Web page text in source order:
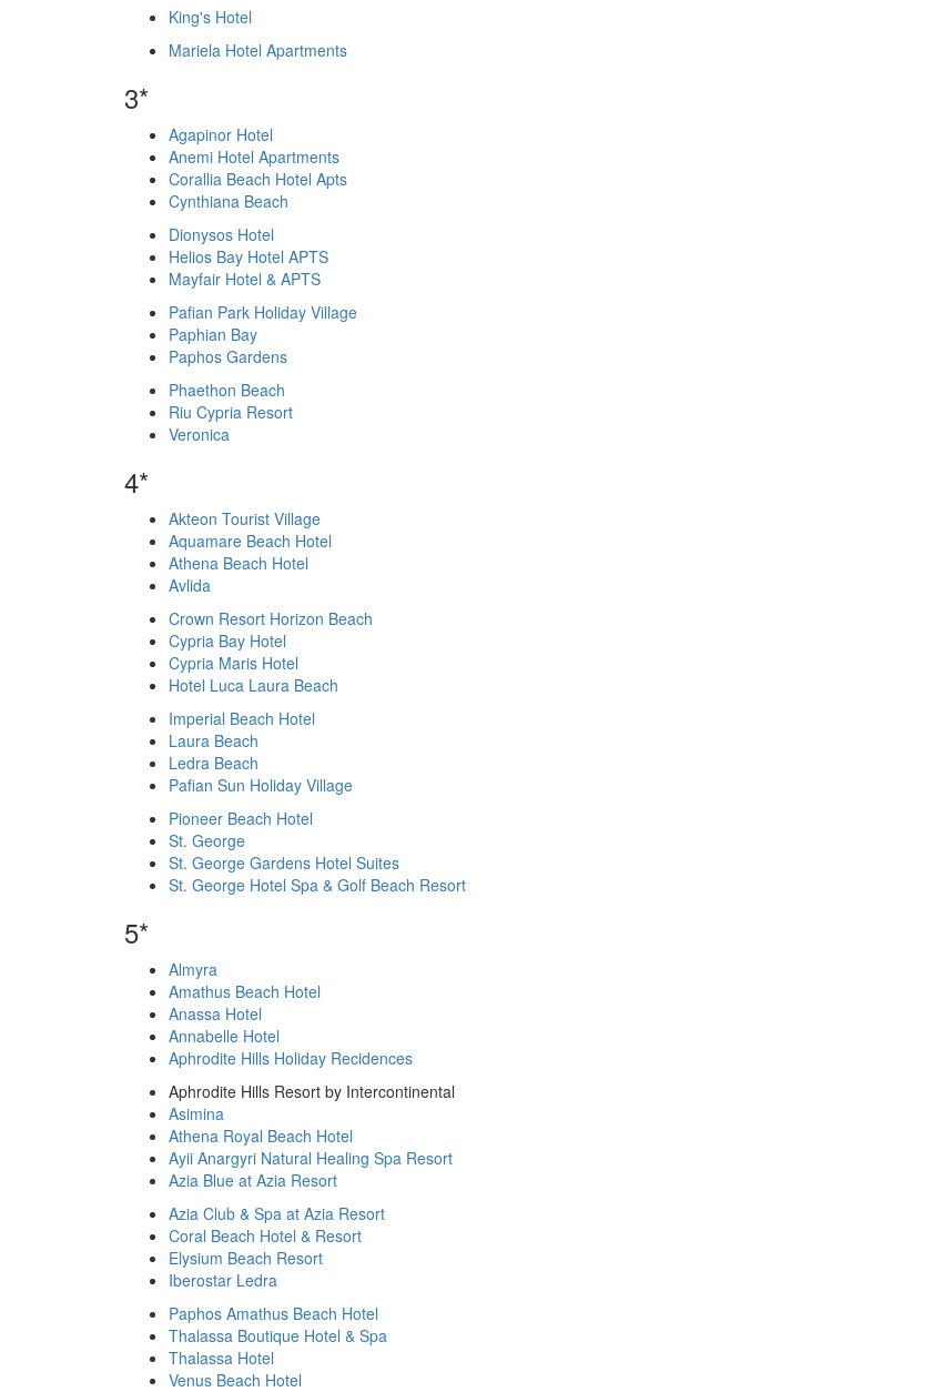
King's Hotel
Mariela Hotel Apartments
3*
Agapinor Hotel
Anemi Hotel Apartments
Corallia Beach Hotel Apts
Cynthiana Beach
Dionysos Hotel
Helios Bay Hotel APTS
Mayfair Hotel & APTS
Pafian Park Holiday Village
Paphian Bay
Paphos Gardens
Phaethon Beach
Riu Cypria Resort
Veronica
4*
Akteon Tourist Village
Aquamare Beach Hotel
Athena Beach Hotel
Avlida
Crown Resort Horizon Beach
Cypria Bay Hotel
Cypria Maris Hotel
Hotel Luca Laura Beach
Imperial Beach Hotel
Laura Beach
Ledra Beach
Pafian Sun Holiday Village
Pioneer Beach Hotel
St. George
St. George Gardens Hotel Suites
St. George Hotel Spa & Golf Beach Resort
5*
Almyra
Amathus Beach Hotel
Anassa Hotel
Annabelle Hotel
Aphrodite Hills Holiday Recidences
Aphrodite Hills Resort by Intercontinental
Asimina
Athena Royal Beach Hotel
Ayii Anargyri Natural Healing Spa Resort
Azia Blue at Azia Resort
Azia Club & Spa at Azia Resort
Coral Beach Hotel & Resort
Elysium Beach Resort
Iberostar Ledra
Paphos Amathus Beach Hotel
Thalassa Boutique Hotel & Spa
Thalassa Hotel
Venus Beach Hotel